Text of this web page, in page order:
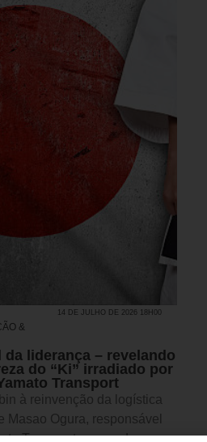
&
14 DE JULHO DE 2026 18H00
liderança – revelando
do “Ki” irradiado por
Transport
à reinvenção da logística
Masao Ogura, responsável
Transport em um dos